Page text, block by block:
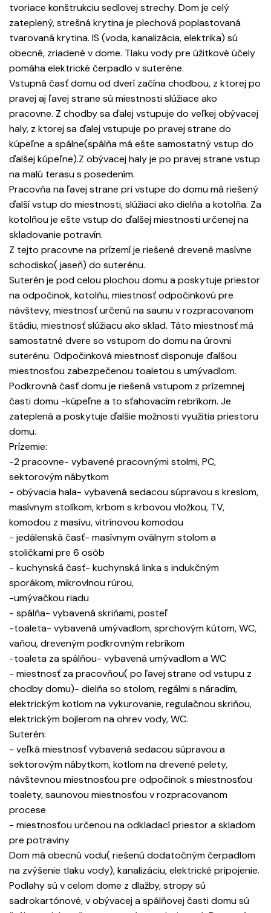
tvoriace konštrukciu sedlovej strechy. Dom je celý
zateplený, strešná krytina je plechová poplastovaná
tvarovaná krytina. IS (voda, kanalizácia, elektrika) sú
obecné, zriadené v dome. Tlaku vody pre úžitkové účely
pomáha elektrické čerpadlo v suteréne.
Vstupná časť domu od dverí začína chodbou, z ktorej po
pravej aj ľavej strane sú miestnosti slúžiace ako
pracovne. Z chodby sa ďalej vstupuje do veľkej obývacej
haly, z ktorej sa ďalej vstupuje po pravej strane do
kúpeľne a spálne(spálňa má ešte samostatný vstup do
ďalšej kúpeľne).Z obývacej haly je po pravej strane vstup
na malú terasu s posedením.
Pracovňa na ľavej strane pri vstupe do domu má riešený
ďalší vstup do miestnosti, slúžiaci ako dielňa a kotolňa. Za
kotolňou je ešte vstup do ďalšej miestnosti určenej na
skladovanie potravín.
Z tejto pracovne na prízemí je riešené drevené masívne
schodisko( jaseň) do suterénu.
Suterén je pod celou plochou domu a poskytuje priestor
na odpočinok, kotolňu, miestnosť odpočinkovú pre
návštevy, miestnosť určenú na saunu v rozpracovanom
štádiu, miestnosť slúžiacu ako sklad. Táto miestnosť má
samostatné dvere so vstupom do domu na úrovni
suterénu. Odpočinková miestnosť disponuje ďalšou
miestnosťou zabezpečenou toaletou s umývadlom.
Podkrovná časť domu je riešená vstupom z prízemnej
časti domu -kúpeľne a to sťahovacím rebríkom. Je
zateplená a poskytuje ďalšie možnosti využitia priestoru
domu.
Prízemie:
-2 pracovne- vybavené pracovnými stolmi, PC,
sektorovým nábytkom
- obývacia hala- vybavená sedacou súpravou s kreslom,
masívnym stolíkom, krbom s krbovou vložkou, TV,
komodou z masívu, vitrínovou komodou
- jedálenská časť- masívnym oválnym stolom a
stoličkami pre 6 osôb
- kuchynská časť- kuchynská linka s indukčným
sporákom, mikrovlnou rúrou,
-umývačkou riadu
- spálňa- vybavená skriňami, posteľ
-toaleta- vybavená umývadlom, sprchovým kútom, WC,
vaňou, dreveným podkrovným rebríkom
-toaleta za spálňou- vybavená umývadlom a WC
- miestnosť za pracovňou( po ľavej strane od vstupu z
chodby domu)- dielňa so stolom, regálmi s náradím,
elektrickým kotlom na vykurovanie, regulačnou skriňou,
elektrickým bojlerom na ohrev vody, WC.
Suterén:
- veľká miestnosť vybavená sedacou súpravou a
sektorovým nábytkom, kotlom na drevené pelety,
návštevnou miestnosťou pre odpočinok s miestnosťou
toalety, saunovou miestnosťou v rozpracovanom
procese
- miestnosťou určenou na odkladací priestor a skladom
pre potraviny
Dom má obecnú vodu( riešenú dodatočným čerpadlom
na zvýšenie tlaku vody), kanalizáciu, elektrické pripojenie.
Podlahy sú v celom dome z dlažby, stropy sú
sadrokartónové, v obývacej a spálňovej časti domu sú